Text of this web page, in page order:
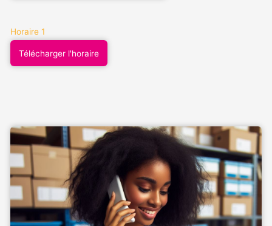
Horaire 1
Télécharger l'horaire